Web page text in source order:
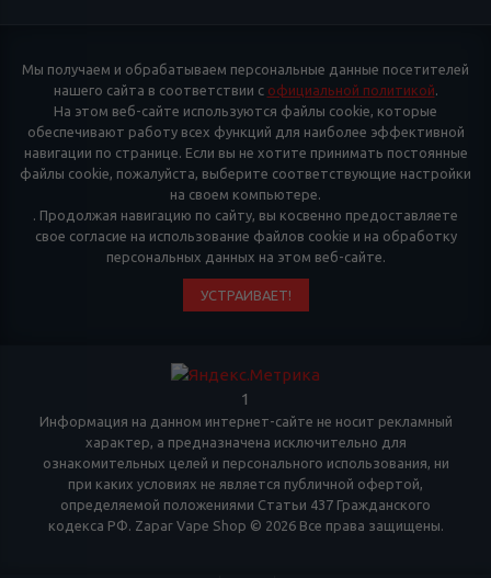
Мы получаем и обрабатываем персональные данные посетителей
нашего сайта в соответствии с официальной политикой.
На этом веб-сайте используются файлы cookie, которые
обеспечивают работу всех функций для наиболее эффективной
навигации по странице. Если вы не хотите принимать постоянные
файлы cookie, пожалуйста, выберите соответствующие настройки
на своем компьютере.
. Продолжая навигацию по сайту, вы косвенно предоставляете
свое согласие на использование файлов cookie и на обработку
персональных данных на этом веб-сайте.
УСТРАИВАЕТ!
1
Информация на данном интернет-сайте не носит рекламный
характер, а предназначена исключительно для
ознакомительных целей и персонального использования, ни
при каких условиях не является публичной офертой,
определяемой положениями Статьи 437 Гражданского
кодекса РФ. Zapar Vape Shop © 2026 Все права защищены.